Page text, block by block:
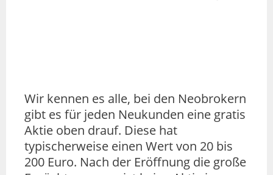
Wir kennen es alle, bei den Neobrokern
gibt es für jeden Neukunden eine gratis
Aktie oben drauf. Diese hat
typischerweise einen Wert von 20 bis
200 Euro. Nach der Eröffnung die große